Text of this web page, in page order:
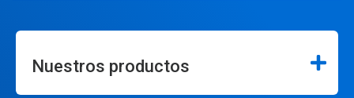
Nuestros productos